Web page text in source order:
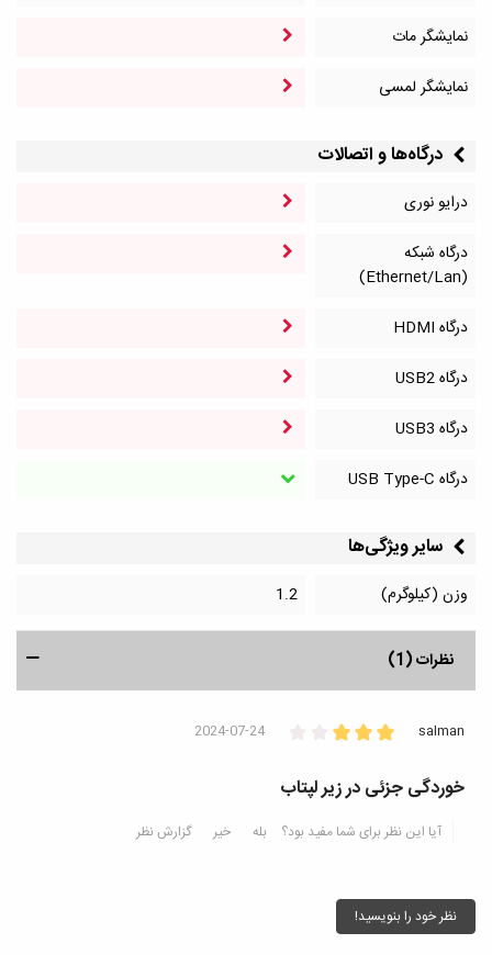
نمایشگر مات
نمایشگر لمسی
درگاه‌ها و اتصالات
درایو نوری
درگاه شبکه
(Ethernet/Lan)
درگاه HDMI
درگاه‌ USB2
درگاه‌ USB3
درگاه‌ USB Type-C
سایر ویژگی‌ها
وزن (کیلوگرم) 1.2
نظرات (1)
salman
2024-07-24
خوردگی جزئی در زیر لپتاب
آیا این نظر برای شما مفید بود؟ بله خیر گزارش نظر
نظر خود را بنویسید!